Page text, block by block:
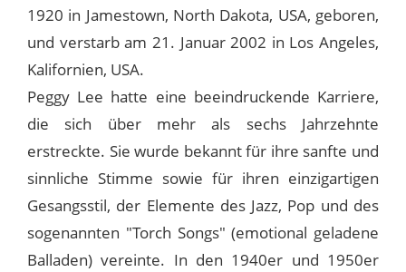
1920 in Jamestown, North Dakota, USA, geboren,
und verstarb am 21. Januar 2002 in Los Angeles,
Kalifornien, USA.
Peggy Lee hatte eine beeindruckende Karriere,
die sich über mehr als sechs Jahrzehnte
erstreckte. Sie wurde bekannt für ihre sanfte und
sinnliche Stimme sowie für ihren einzigartigen
Gesangsstil, der Elemente des Jazz, Pop und des
sogenannten "Torch Songs" (emotional geladene
Balladen) vereinte. In den 1940er und 1950er